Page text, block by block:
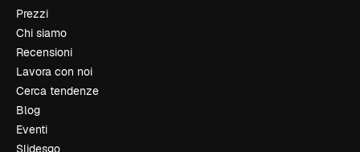
Prezzi
Chi siamo
Recensioni
Lavora con noi
Cerca tendenze
Blog
Eventi
Slidesgo